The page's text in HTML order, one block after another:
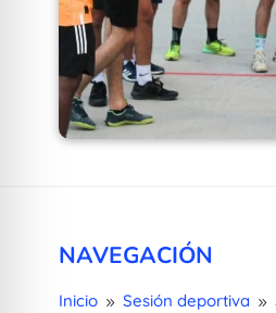
NAVEGACIÓN
Inicio 9 Sesión deportiva 9